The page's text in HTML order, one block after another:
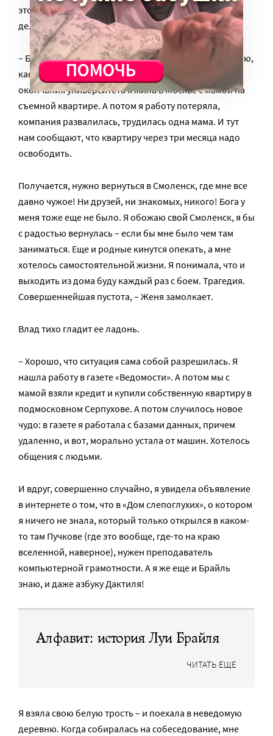
этому, я думаю, что, наверное, она никогда и не
делала трагедии из проблем со слухом и зрением.
– Был такой момент, когда я подумала: ну все, не знаю,
как дальше, – снова удивляет меня Женя. – После
окончания университета я жила в Москве с мамой на
съемной квартире. А потом я работу потеряла,
компания развалилась, трудилась одна мама. И тут
нам сообщают, что квартиру через три месяца надо
освободить.
Получается, нужно вернуться в Смоленск, где мне все
давно чужое! Ни друзей, ни знакомых, никого! Бога у
меня тоже еще не было. Я обожаю свой Смоленск, я бы
с радостью вернулась – если бы мне было чем там
заниматься. Еще и родные кинутся опекать, а мне
хотелось самостоятельной жизни. Я понимала, что и
выходить из дома буду каждый раз с боем. Трагедия.
Совершеннейшая пустота, – Женя замолкает.
Влад тихо гладит ее ладонь.
– Хорошо, что ситуация сама собой разрешилась. Я
нашла работу в газете «Ведомости». А потом мы с
мамой взяли кредит и купили собственную квартиру в
подмосковном Серпухове. А потом случилось новое
чудо: в газете я работала с базами данных, причем
удаленно, и вот, морально устала от машин. Хотелось
общения с людьми.
И вдруг, совершенно случайно, я увидела объявление
в интернете о том, что в «Дом слепоглухих», о котором
я ничего не знала, который только открылся в каком-
то там Пучкове (где это вообще, где-то на краю
вселенной, наверное), нужен преподаватель
компьютерной грамотности. А я же еще и Брайль
знаю, и даже азбуку Дактиля!
Алфавит: история Луи Брайля
ЧИТАТЬ ЕЩЕ
Я взяла свою белую трость – и поехала в неведомую
деревню. Когда собиралась на собеседование, мне